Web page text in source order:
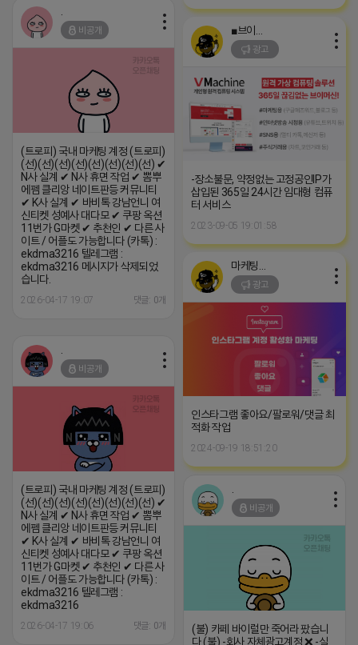
비공개
(트로피) 국내 마케팅 계정 (트로피)
(선)(선)(선)(선)(선)(선)(선)(선) ✔
N사 실계 ✔ N사 휴면 작업 ✔ 뽐뿌
에펨 클리앙 네이트판등 커뮤니티
✔ K사 실계 ✔ 바비톡 강남언니 여
신티켓 성예사 대다모 ✔ 쿠팡 옥션
11번가 G마켓 ✔ 추천인 ✔ 다른 사
이트 / 어플도 가능합니다 (카톡) :
ekdma3216 텔레그램 :
ekdma3216 메시지가 삭제되었
습니다.
2026-04-17 19:07 댓글: 0개
광고
-장소불문, 약정없는 고정공인IP가
삽입된 365일 24시간 임대형 컴퓨
터 서비스
2023-09-05 19:01:58
광고
인스타그램 좋아요/팔로워/댓글 최
적화 작업
2024-09-19 18:51:20
비공개
(트로피) 국내 마케팅 계정 (트로피)
(선)(선)(선)(선)(선)(선)(선)(선) ✔
N사 실계 ✔ N사 휴면 작업 ✔ 뽐뿌
에펨 클리앙 네이트판등 커뮤니티
✔ K사 실계 ✔ 바비톡 강남언니 여
신티켓 성예사 대다모 ✔ 쿠팡 옥션
11번가 G마켓 ✔ 추천인 ✔ 다른 사
이트 / 어플도 가능합니다 (카톡) :
ekdma3216 텔레그램 :
ekdma3216
2026-04-17 19:06 댓글: 0개
비공개
(불) 카페 바이럴만 죽어라 팠습니
다 (불) -회사 자체광고계정 ❌ -실